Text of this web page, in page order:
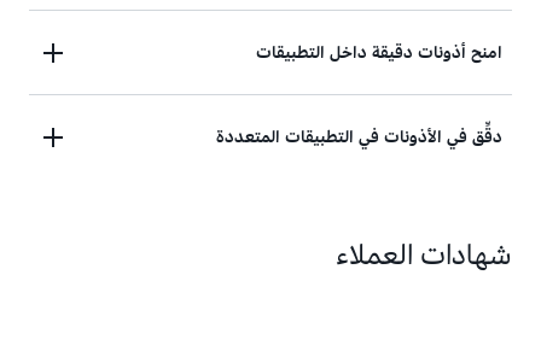
يُمكنك إنشاء سياسات من القوالب وتطبيق عناصر التحكم
امنح أذونات دقيقة داخل التطبيقات
يمكن للمسؤولين إنشاء سياسات على مستوى التطبيق
دقِّق في الأذونات في التطبيقات المتعددة
التفويض باستخدام الأذونات التي تم التحقق منها.
شهادات العملاء